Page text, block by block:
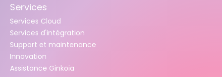
Services
Services Cloud
Services d'intégration
Support et maintenance
Innovation
Assistance Ginkoia